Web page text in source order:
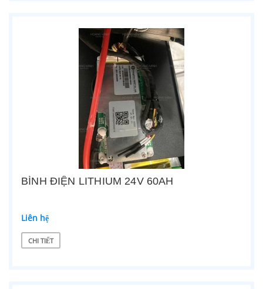
BÌNH ĐIỆN LITHIUM 24V 60AH
Liên hệ
CHI TIẾT